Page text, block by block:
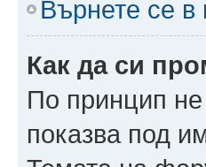
Върнете се в
Как да си
По принцип
показва под